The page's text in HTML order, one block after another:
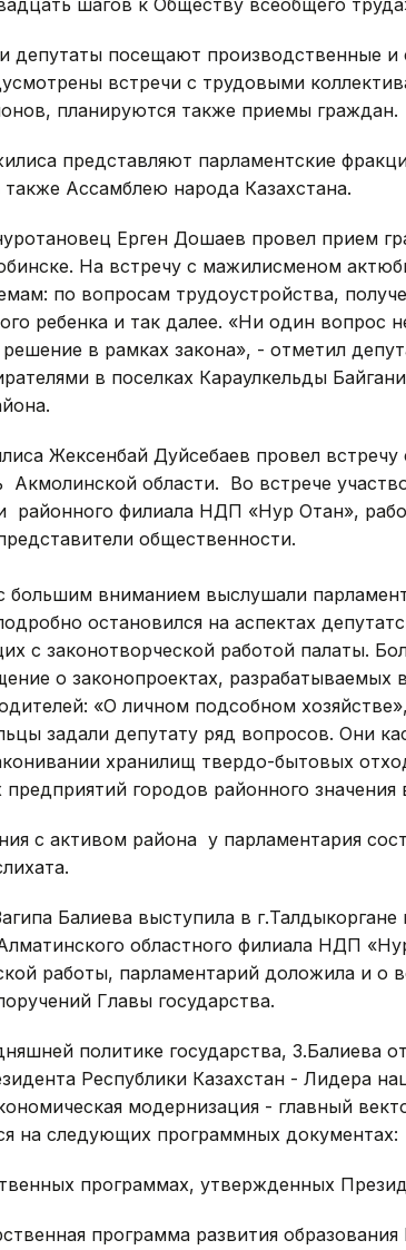
шагов к Обществу всеобщего
депутаты посещают производственные и
встречи с трудовыми
планируются также приемы граждан.
представляют парламентские
Ассамблею народа Казахстана.
Ерген Дошаев провел прием
На встречу с мажилисменом
по вопросам трудоустройства,
ребенка и так далее. «Ни один вопрос
в рамках закона», - отметил
в поселках Караулкельды
Жексенбай Дуйсебаев провел
Акмолинской области. Во встрече
районного филиала НДП «Нур Отан»,
представители общественности.
большим вниманием выслушали
остановился на аспектах
с законотворческой работой палаты.
о законопроектах, разрабатываемых
«О личном подсобном
задали депутату ряд вопросов. Они
хранилищ твердо-бытовых
городов районного значения
с активом района у парламентария
Балиева выступила в
областного филиала НДП
работы, парламентарий доложила и о
Главы государства.
политике государства, З.Балиева
Республики Казахстан - Лидера
модернизация - главный
на следующих программных документах:
программах, утвержденных
программа развития образования